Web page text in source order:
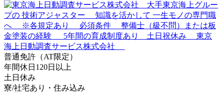
普通免許（AT限定）
年間休日120日以上
土日休み
寮/社宅あり・住み込み